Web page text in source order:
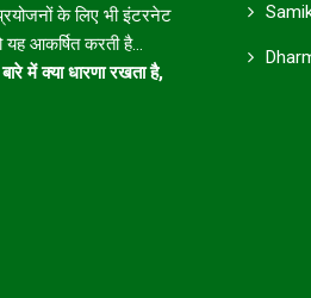
के लिए भी इंटरनेट
आकर्षित करती है...
में क्या धारणा रखता है,